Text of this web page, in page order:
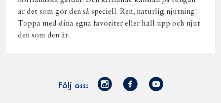
är det som gör den så speciell. Ren, naturlig njutning!
Toppa med dina egna favoriter eller häll upp och njut
den som den är.
Följ oss:
Norrmejerier
Facebook
Youtube